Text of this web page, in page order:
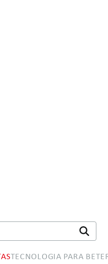
TECNOLOGIA PARA